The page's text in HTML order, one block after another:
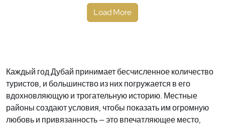
Load More
Каждый год Дубай принимает бесчисленное количество
туристов, и большинство из них погружается в его
вдохновляющую и трогательную историю. Местные
районы создают условия, чтобы показать им огромную
любовь и привязанность — это впечатляющее место,